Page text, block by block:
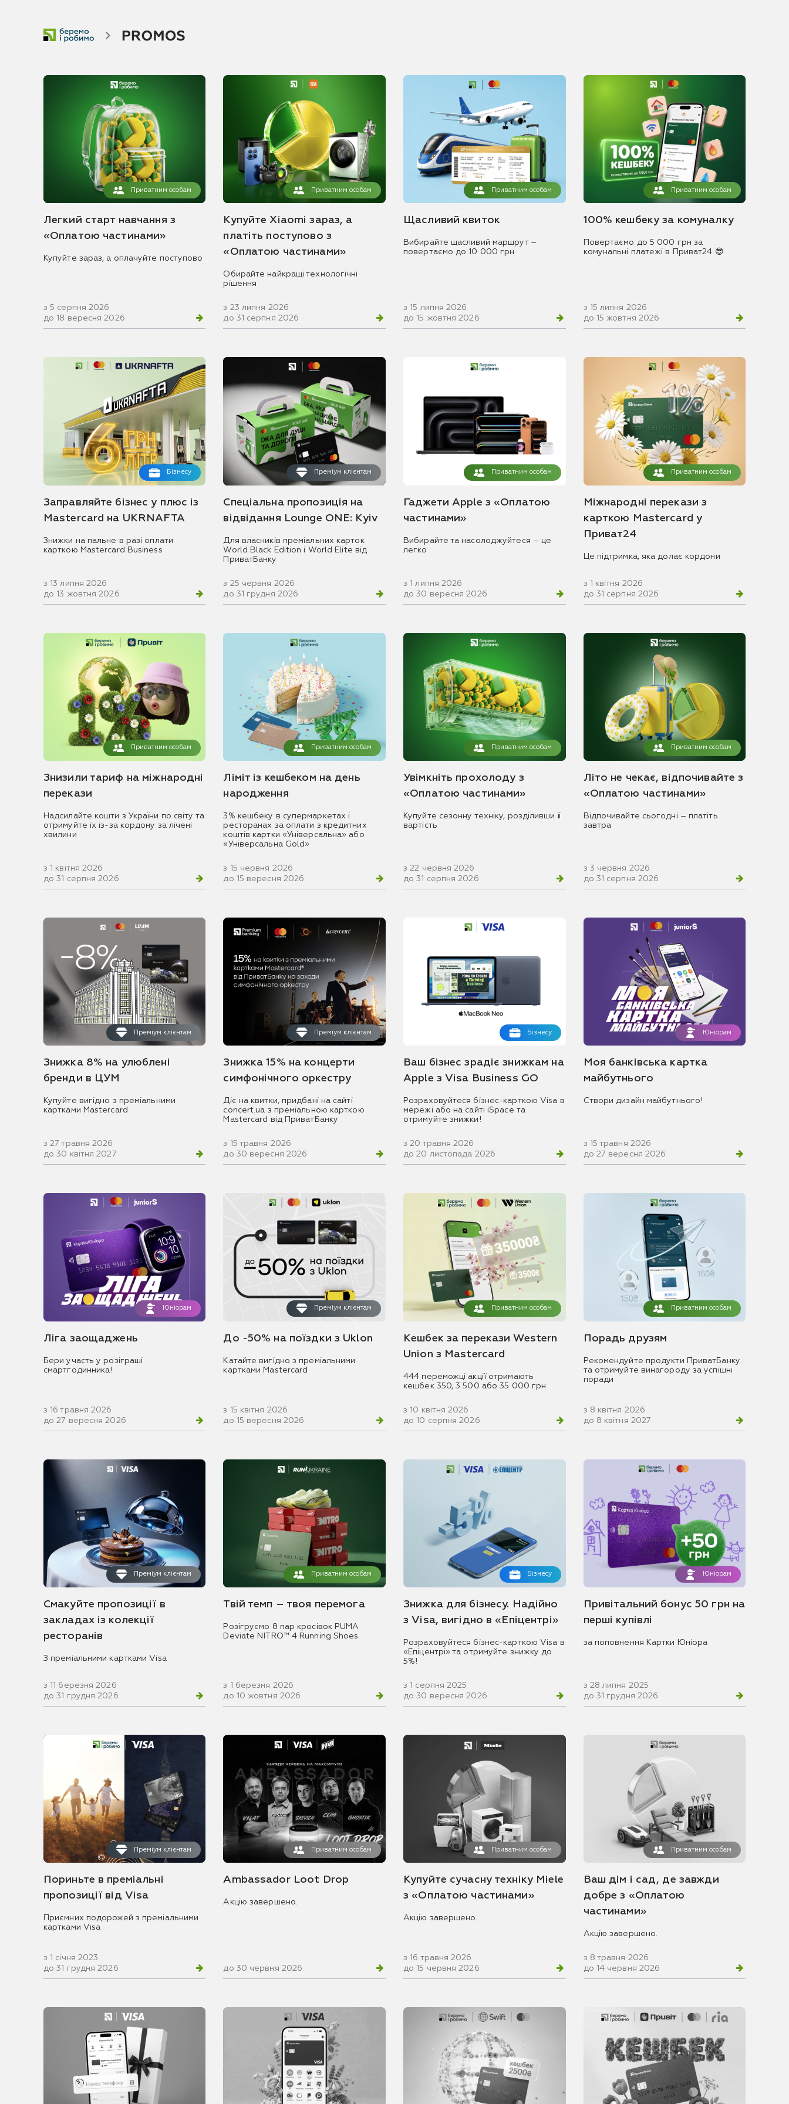
Приватним особам
Легкий старт навчання з
«Оплатою частинами»
Купуйте зараз, а оплачуйте поступово
з 5 серпня 2026
до 18 вересня 2026
Приватним особам
Купуйте Xiaomi зараз, а
платіть поступово з
«Оплатою частинами»
Обирайте найкращі технологічні
рішення
з 23 липня 2026
до 31 серпня 2026
Приватним особам
Щасливий квиток
Вибирайте щасливий маршрут –
повертаємо до 10 000 грн
з 15 липня 2026
до 15 жовтня 2026
Приватним особам
100% кешбеку за комуналку
Повертаємо до 5 000 грн за
комунальні платежі в Приват24 😎
з 15 липня 2026
до 15 жовтня 2026
Бізнесу
Заправляйте бізнес у плюс із
Mastercard на UKRNAFTA
Знижки на пальне в разі оплати
карткою Mastercard Business
з 13 липня 2026
до 13 жовтня 2026
Преміум клієнтам
Спеціальна пропозиція на
відвідання Lounge ONE: Kyiv
Для власників преміальних карток
World Black Edition і World Elite від
ПриватБанку
з 25 червня 2026
до 31 грудня 2026
Приватним особам
Гаджети Apple з «Оплатою
частинами»
Вибирайте та насолоджуйтеся – це
легко
з 1 липня 2026
до 30 вересня 2026
Приватним особам
Міжнародні перекази з
карткою Mastercard у
Приват24
Це підтримка, яка долає кордони
з 1 квітня 2026
до 31 серпня 2026
Приватним особам
Знизили тариф на міжнародні
перекази
Надсилайте кошти з України по світу та
отримуйте їх із-за кордону за лічені
хвилини
з 1 квітня 2026
до 31 серпня 2026
Приватним особам
Ліміт із кешбеком на день
народження
3% кешбеку в супермаркетах і
ресторанах за оплати з кредитних
коштів картки «Універсальна» або
«Універсальна Gold»
з 15 червня 2026
до 15 вересня 2026
Приватним особам
Увімкніть прохолоду з
«Оплатою частинами»
Купуйте сезонну техніку, розділивши її
вартість
з 22 червня 2026
до 31 серпня 2026
Приватним особам
Літо не чекає, відпочивайте з
«Оплатою частинами»
Відпочивайте сьогодні – платіть
завтра
з 3 червня 2026
до 31 серпня 2026
Преміум клієнтам
Знижка 8% на улюблені
бренди в ЦУМ
Купуйте вигідно з преміальними
картками Mastercard
з 27 травня 2026
до 30 квітня 2027
Преміум клієнтам
Знижка 15% на концерти
симфонічного оркестру
Діє на квитки, придбані на сайті
concert.ua з преміальною карткою
Mastercard від ПриватБанку
з 15 травня 2026
до 30 вересня 2026
Бізнесу
Ваш бізнес зрадіє знижкам на
Apple з Visa Business GO
Розраховуйтеся бізнес-карткою Visa в
мережі або на сайті iSpace та
отримуйте знижки!
з 20 травня 2026
до 20 листопада 2026
Юніорам
Моя банківська картка
майбутнього
Створи дизайн майбутнього!
з 15 травня 2026
до 27 вересня 2026
Юніорам
Ліга заощаджень
Бери участь у розіграші
смартгодинника!
з 16 травня 2026
до 27 вересня 2026
Преміум клієнтам
До -50% на поїздки з Uklon
Катайте вигідно з преміальними
картками Mastercard
з 15 квітня 2026
до 15 вересня 2026
Приватним особам
Кешбек за перекази Western
Union з Mastercard
444 переможці акції отримають
кешбек 350, 3 500 або 35 000 грн
з 10 квітня 2026
до 10 серпня 2026
Приватним особам
Порадь друзям
Рекомендуйте продукти ПриватБанку
та отримуйте винагороду за успішні
поради
з 8 квітня 2026
до 8 квітня 2027
Преміум клієнтам
Смакуйте пропозиції в
закладах із колекції
ресторанів
З преміальними картками Visa
з 11 березня 2026
до 31 грудня 2026
Приватним особам
Твій темп – твоя перемога
Розігруємо 8 пар кросівок PUMA
Deviate NITRO™ 4 Running Shoes
з 1 березня 2026
до 10 жовтня 2026
Бізнесу
Знижка для бізнесу. Надійно
з Visa, вигідно в «Епіцентрі»
Розраховуйтеся бізнес-карткою Visa в
«Епіцентрі» та отримуйте знижку до
5%!
з 1 серпня 2025
до 30 вересня 2026
Юніорам
Привітальний бонус 50 грн на
перші купівлі
за поповнення Картки Юніора
з 28 липня 2025
до 31 грудня 2026
Преміум клієнтам
Пориньте в преміальні
пропозиції від Visa
Приємних подорожей з преміальними
картками Visa
з 1 січня 2023
до 31 грудня 2026
Приватним особам
Ambassador Loot Drop
Акцію завершено.
до 30 червня 2026
Приватним особам
Купуйте сучасну техніку Miele
з «Оплатою частинами»
Акцію завершено.
з 16 травня 2026
до 15 червня 2026
Приватним особам
Ваш дім і сад, де завжди
добре з «Оплатою
частинами»
Акцію завершено.
з 8 травня 2026
до 14 червня 2026